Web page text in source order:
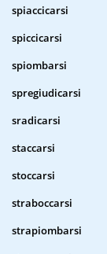
spiaccicarsi
spiccicarsi
spiombarsi
spregiudicarsi
sradicarsi
staccarsi
stoccarsi
straboccarsi
strapiombarsi